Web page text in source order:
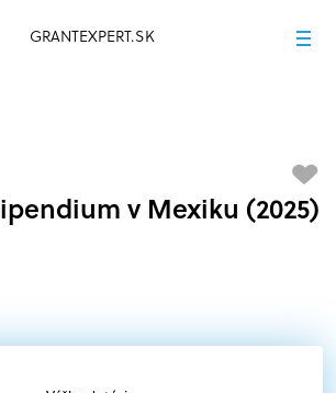
GRANTEXPERT.SK
v Mexiku (2025)